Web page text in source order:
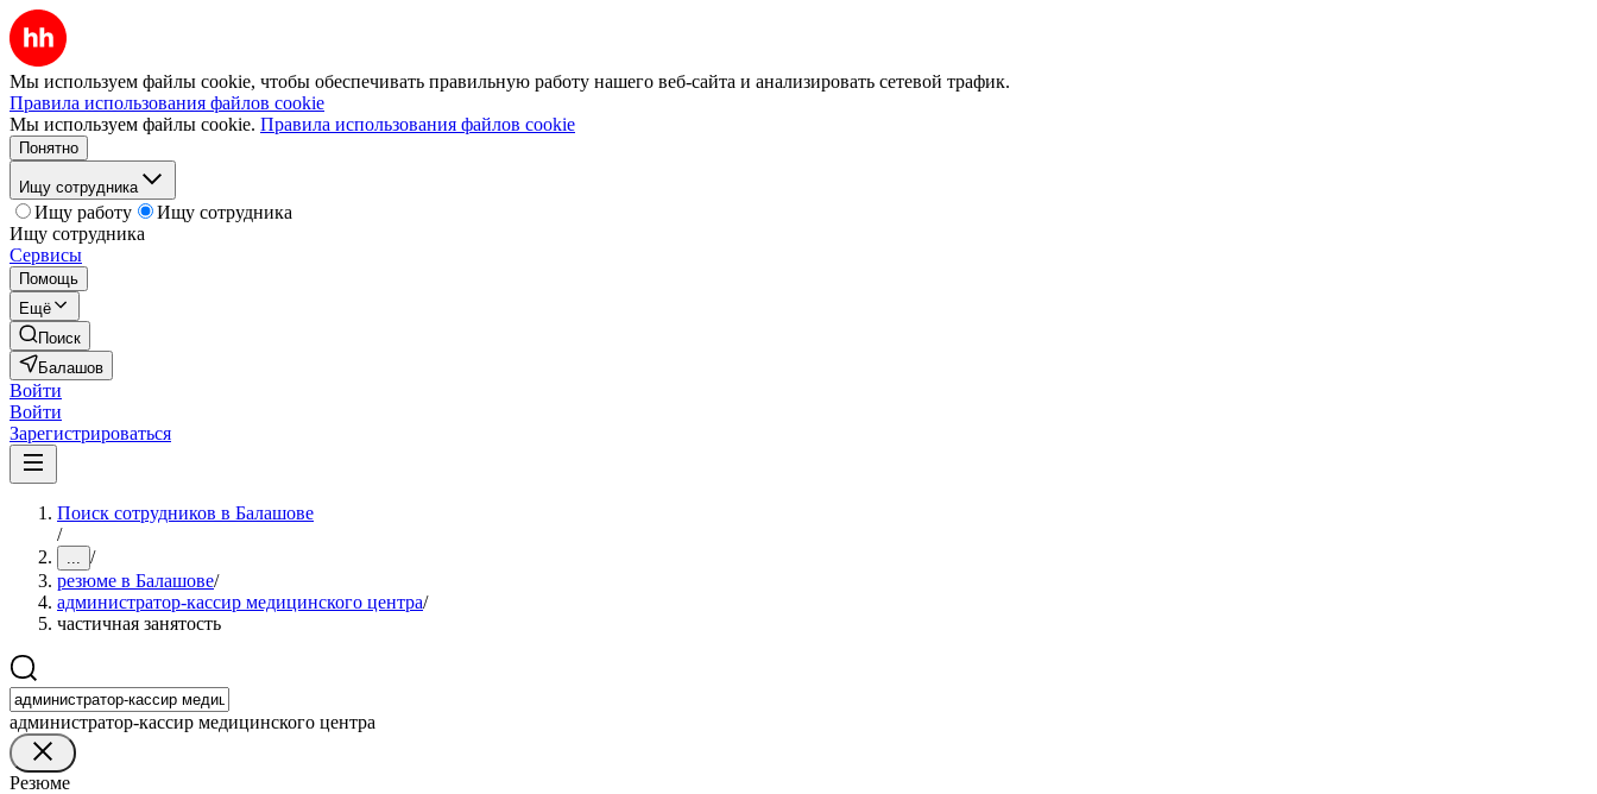
Мы используем файлы cookie, чтобы обеспечивать правильную работу нашего веб-сайта и анализировать сетевой трафик.
Правила использования файлов cookie
Мы используем файлы cookie. Правила использования файлов cookie
Понятно
Ищу сотрудника
Ищу работу
Ищу сотрудника
Ищу сотрудника
Сервисы
Помощь
Ещё
Поиск
Балашов
Войти
Войти
Зарегистрироваться
Поиск сотрудников в Балашове
/
... /
резюме в Балашове/
администратор-кассир медицинского центра/
частичная занятость
администратор-кассир медицинского центра
Резюме